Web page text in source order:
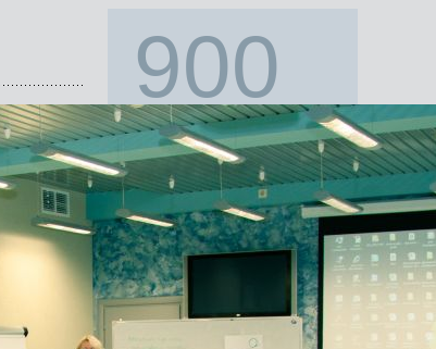
900
открытых семинаров
и тренингов провели
с 1996 года!